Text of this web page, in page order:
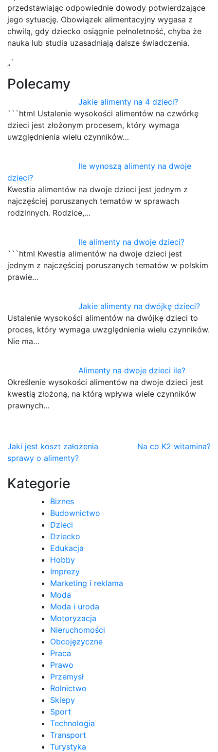
przedstawiając odpowiednie dowody potwierdzające
jego sytuację. Obowiązek alimentacyjny wygasa z
chwilą, gdy dziecko osiągnie pełnoletność, chyba że
nauka lub studia uzasadniają dalsze świadczenia.
„`
Polecamy
Jakie alimenty na 4 dzieci?
```html Ustalenie wysokości alimentów na czwórkę
dzieci jest złożonym procesem, który wymaga
uwzględnienia wielu czynników…
Ile wynoszą alimenty na dwoje
dzieci?
Kwestia alimentów na dwoje dzieci jest jednym z
najczęściej poruszanych tematów w sprawach
rodzinnych. Rodzice,…
Ile alimenty na dwoje dzieci?
```html Kwestia alimentów na dwoje dzieci jest
jednym z najczęściej poruszanych tematów w polskim
prawie…
Jakie alimenty na dwójkę dzieci?
Ustalenie wysokości alimentów na dwójkę dzieci to
proces, który wymaga uwzględnienia wielu czynników.
Nie ma…
Alimenty na dwoje dzieci ile?
Określenie wysokości alimentów na dwoje dzieci jest
kwestią złożoną, na którą wpływa wiele czynników
prawnych…
Nawigacja
wpisu
Jaki jest koszt założenia
sprawy o alimenty?
Na co K2 witamina?
Kategorie
Biznes
Budownictwo
Dzieci
Dziecko
Edukacja
Hobby
Imprezy
Marketing i reklama
Moda
Moda i uroda
Motoryzacja
Nieruchomości
Obcojęzyczne
Praca
Prawo
Przemysł
Rolnictwo
Sklepy
Sport
Technologia
Transport
Turystyka